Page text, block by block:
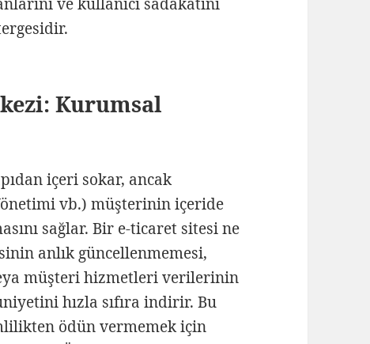
Kurumsal
içeri sokar, ancak
vb.) müşterinin içeride
sağlar. Bir e-ticaret sitesi ne
anlık güncellenmemesi,
müşteri hizmetleri verilerinin
hızla sıfıra indirir. Bu
ödün vermemek için